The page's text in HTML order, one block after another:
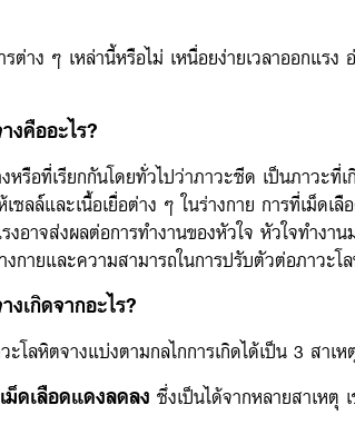
ต่าง ๆ เหล่านี้หรือไม่ เหนื่อยง่ายเวลาออกแร
งคืออะไร?
หรือที่เรียกกันโดยทั่วไปว่าภาวะซีด เป็นภาวะ
เซลล์และเนื้อเยื่อต่าง ๆ ในร่างกาย การที่เม็
งอาจส่งผลต่อการทำงานของหัวใจ หัวใจทำงา
งกายและความสามารถในการปรับตัวต่อภาวะ
งเกิดจากอะไร?
ะโลหิตจางแบ่งตามกลไกการเกิดได้เป็น 3 สาเ
ม็ดเลือดแดงลดลง ซึ่งเป็นได้จากหลายสาเหตุ